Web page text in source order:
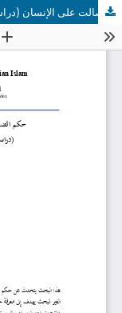
حكم الضمان على قتل البهائم المحترمة إذا صالت على الإنسان (دراسة في ضوء القاعدة الاضطرار لا يبطل حق الغير)